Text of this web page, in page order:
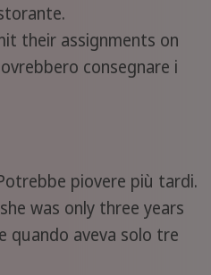
their assignments on
consegnare i
piovere più tardi.
was only three years
quando aveva solo tre